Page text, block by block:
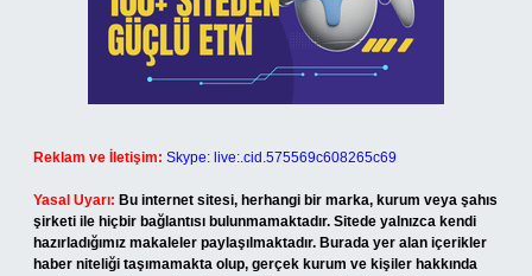
Reklam ve İletişim: Skype: live:.cid.575569c608265c69
Yasal Uyarı: Bu internet sitesi, herhangi bir marka, kurum veya şahıs
şirketi ile hiçbir bağlantısı bulunmamaktadır. Sitede yalnızca kendi
hazırladığımız makaleler paylaşılmaktadır. Burada yer alan içerikler
haber niteliği taşımamakta olup, gerçek kurum ve kişiler hakkında